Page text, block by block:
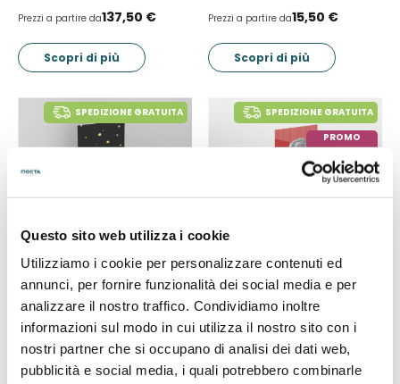
Questo sito web utilizza i cookie
Utilizziamo i cookie per personalizzare contenuti ed
annunci, per fornire funzionalità dei social media e per
analizzare il nostro traffico. Condividiamo inoltre
informazioni sul modo in cui utilizza il nostro sito con i
nostri partner che si occupano di analisi dei dati web,
pubblicità e social media, i quali potrebbero combinarle
Prezzi a partire da137,50 €
Scopri di più
Prezzi a partire da15,50 €
Scopri di più
SPEDIZIONE GRATUITA
Biglietti da visita
nobilitati
Personalizza i tuoi
biglietti da visita
nobilitati con stampa a rilievo con
DoctaPrint! Scegli l’effetto che
laminazione in oro o in argentoper
SPEDIZIONE GRATUITA
PROMO
FINO A -20%
Cartoline e inviti
Crea online e ricevi direttamente a
casa le tue cartoline e i tuoi inviti
personalizzati. Con DoctaPrint puoi
perfetti per ogni occasione, come
compleanni, eventi aziendali,
matrimoni